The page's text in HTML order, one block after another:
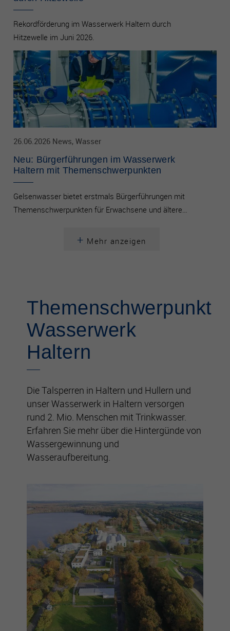
Rekordförderung im Wasserwerk Haltern durch
Hitzewelle im Juni 2026.
26.06.2026 News, Wasser
Neu: Bürgerführungen im Wasserwerk
Haltern mit Themenschwerpunkten
Gelsenwasser bietet erstmals Bürgerführungen mit
Themenschwerpunkten für Erwachsene und ältere…
+ Mehr anzeigen
Themenschwerpunkt
Wasserwerk
Haltern
Die Talsperren in Haltern und Hullern und
unser Wasserwerk in Haltern versorgen
rund 2. Mio. Menschen mit Trinkwasser.
Erfahren Sie mehr über die Hintergünde von
Wassergewinnung und
Wasseraufbereitung.